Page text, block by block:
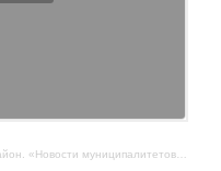
«Новости муниципалитетов». 4 августа